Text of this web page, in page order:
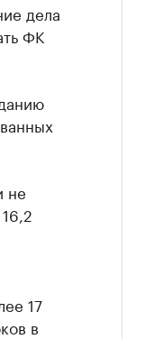
дела
ФК
не
17
в